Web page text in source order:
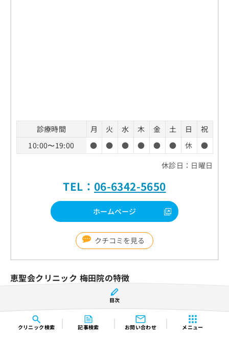
クリニック検索 記事検索 お問い合わせ メニュー
診療時間 月 火 水 木 金 土 日
祝
10:00〜19:00
● ● ● ● ● ● 休
●
休診日：日曜日
TEL： 06-6342-5650
ホームページ
クチコミを見る
恵聖会クリニック 梅田院の特徴
医師にメール相談可能
痛みに配慮したタトゥー除去
目次